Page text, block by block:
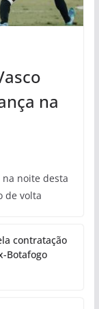
na
na noite desta
de volta
contratação
Botafogo